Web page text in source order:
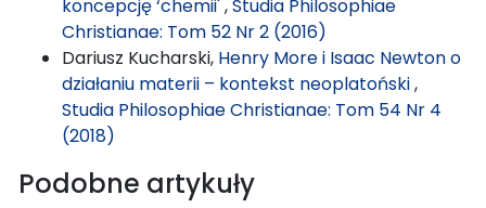
koncepcję ‘chemii',Studia Philosophiae
Christianae: Tom 52 Nr 2 (2016)
Dariusz Kucharski, Henry More i Isaac Newton o
działaniu materii – kontekst neoplatoński,
Studia Philosophiae Christianae: Tom 54 Nr 4
(2018)
Podobne artykuły